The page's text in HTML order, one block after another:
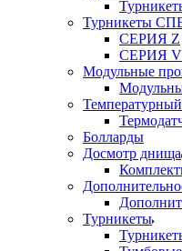
Турникеты
СЕРИЯ Z
СЕРИЯ V
Модульные
Болларды
Досмотр днища
Турникеты